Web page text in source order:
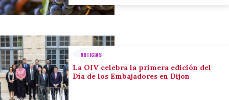
NOTICIAS
La OIV celebra la primera edición del
Día de los Embajadores en Dijon